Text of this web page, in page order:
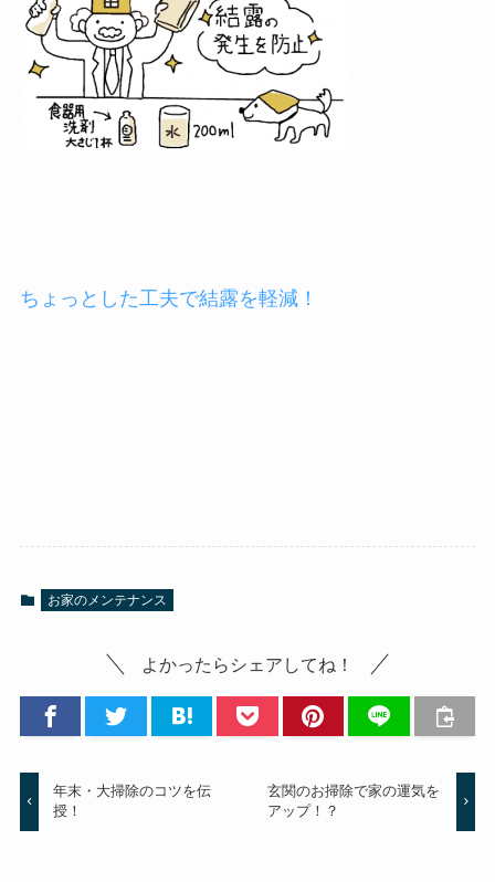
ちょっとした工夫で結露を軽減！
お家のメンテナンス
よかったらシェアしてね！
年末・大掃除のコツを伝
授！
玄関のお掃除で家の運気を
アップ！？